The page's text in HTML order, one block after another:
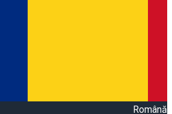
Română